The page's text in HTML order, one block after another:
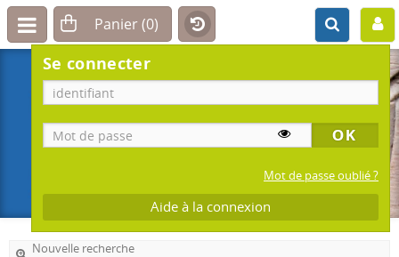
Se connecter
Mot de passe oublié ?
Aide à la connexion
Nouvelle recherche